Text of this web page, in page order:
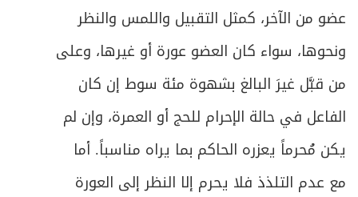
عضو من الآخر، كمثل التقبيل واللمس والنظر
ونحوها، سواء كان العضو عورة أو غيرها، وعلى
من قبَّل غيرَ البالغ بشهوة مئة سوط إن كان
الفاعل في حالة الإحرام للحج أو العمرة، وإن لم
يكن مُحرماً يعزره الحاكم بما يراه مناسباً. أما
مع عدم التلذذ فلا يحرم إلا النظر إلى العورة
639 المبحث الأول: في الخلع
ص
645 المبحث الثاني: في المباراة
ص
656 الباب الثالث: في الميراث
ص
659
الفصل الأول: في موجبات الإرث وأقسام الوارث